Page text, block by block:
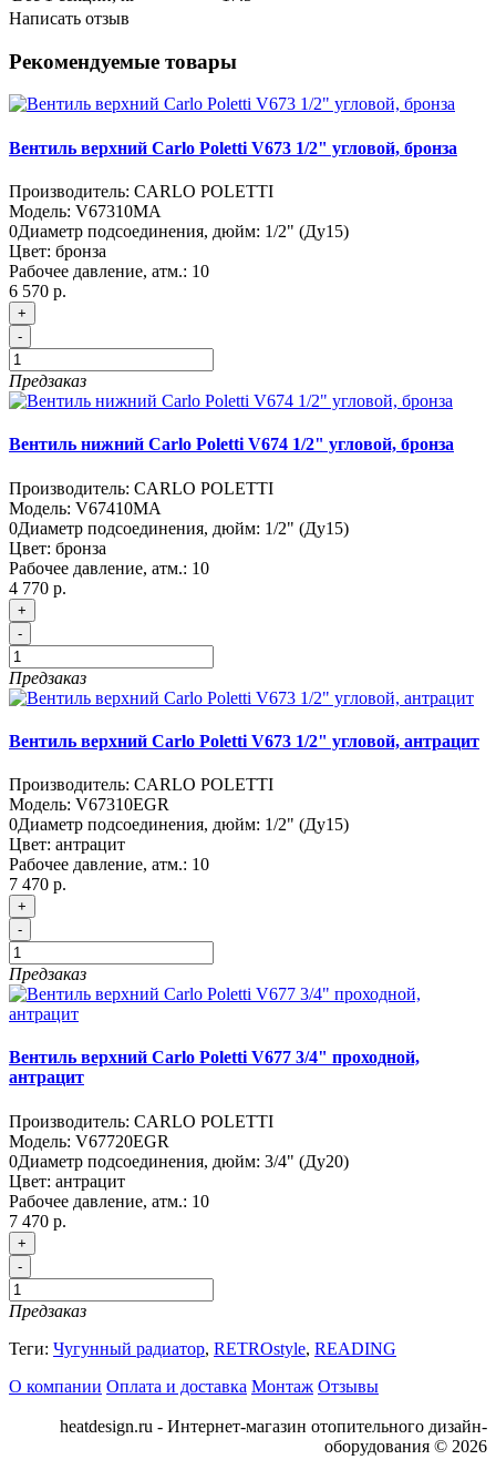
Написать отзыв
Рекомендуемые товары
Вентиль верхний Carlo Poletti V673 1/2" угловой, бронза
Производитель: CARLO POLETTI
Модель: V67310MA
0Диаметр подсоединения, дюйм: 1/2" (Ду15)
Цвет: бронза
Рабочее давление, атм.: 10
6 570 р.
+
-
Предзаказ
Вентиль нижний Carlo Poletti V674 1/2" угловой, бронза
Производитель: CARLO POLETTI
Модель: V67410MA
0Диаметр подсоединения, дюйм: 1/2" (Ду15)
Цвет: бронза
Рабочее давление, атм.: 10
4 770 р.
+
-
Предзаказ
Вентиль верхний Carlo Poletti V673 1/2" угловой, антрацит
Производитель: CARLO POLETTI
Модель: V67310EGR
0Диаметр подсоединения, дюйм: 1/2" (Ду15)
Цвет: антрацит
Рабочее давление, атм.: 10
7 470 р.
+
-
Предзаказ
Вентиль верхний Carlo Poletti V677 3/4" проходной,
антрацит
Производитель: CARLO POLETTI
Модель: V67720EGR
0Диаметр подсоединения, дюйм: 3/4" (Ду20)
Цвет: антрацит
Рабочее давление, атм.: 10
7 470 р.
+
-
Предзаказ
Теги: Чугунный радиатор, RETROstyle, READING
О компании Оплата и доставка Монтаж Отзывы
heatdesign.ru - Интернет-магазин отопительного дизайн-
оборудования © 2026